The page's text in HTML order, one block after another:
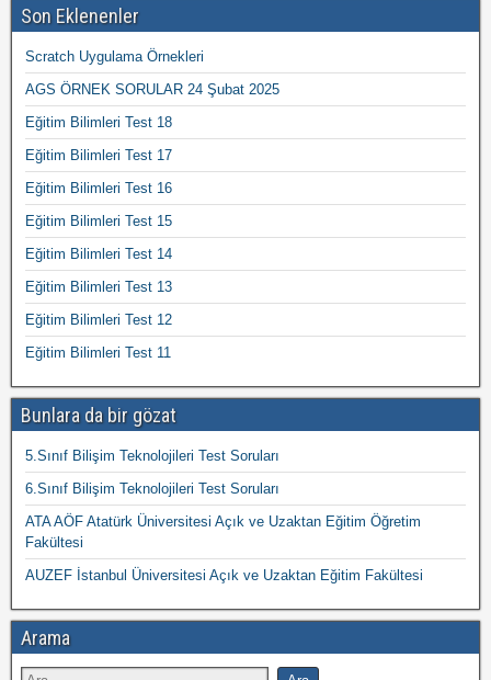
Son Eklenenler
Scratch Uygulama Örnekleri
AGS ÖRNEK SORULAR 24 Şubat 2025
Eğitim Bilimleri Test 18
Eğitim Bilimleri Test 17
Eğitim Bilimleri Test 16
Eğitim Bilimleri Test 15
Eğitim Bilimleri Test 14
Eğitim Bilimleri Test 13
Eğitim Bilimleri Test 12
Eğitim Bilimleri Test 11
Bunlara da bir gözat
5.Sınıf Bilişim Teknolojileri Test Soruları
6.Sınıf Bilişim Teknolojileri Test Soruları
ATA AÖF Atatürk Üniversitesi Açık ve Uzaktan Eğitim Öğretim
Fakültesi
AUZEF İstanbul Üniversitesi Açık ve Uzaktan Eğitim Fakültesi
Arama